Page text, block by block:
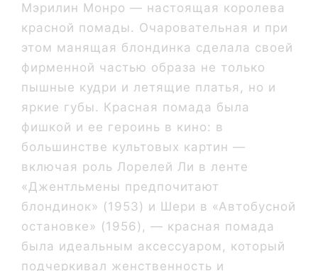
Мэрилин Монро — настоящая королева
красной помады. Очаровательная и при
этом манящая блондинка сделала своей
фирменной частью образа не только
пышные кудри и летящие платья, но и
яркие губы. Красная помада была
фишкой и ее героинь в кино: в
большинстве культовых картин —
включая роль Лорелей Ли в ленте
«Джентльмены предпочитают
блондинок» (1953) и Шери в «Автобусной
остановке» (1956), — красная помада
была идеальным аксессуаром, который
подчеркивал женственность и